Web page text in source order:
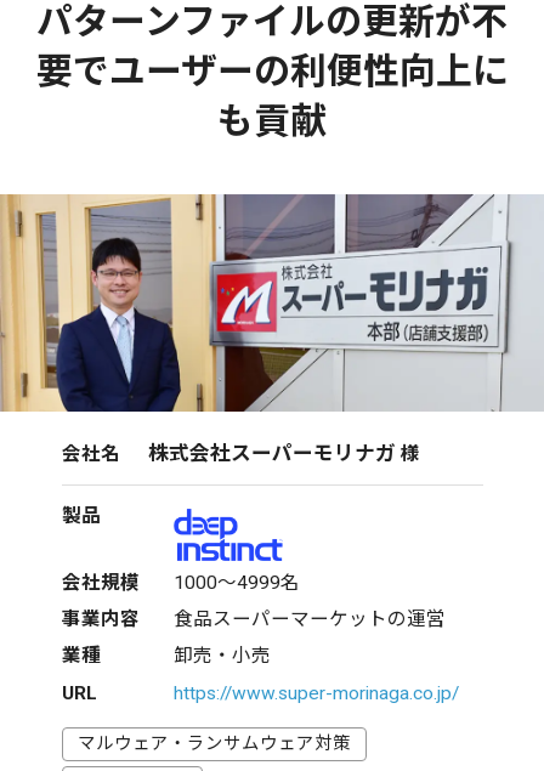
パターンファイルの更新が不
要でユーザーの利便性向上に
も貢献
会社名 株式会社スーパーモリナガ 様
製品
会社規模
1000～4999名
事業内容
食品スーパーマーケットの運営
業種
卸売・小売
URL
https://www.super-morinaga.co.jp/
マルウェア・ランサムウェア対策